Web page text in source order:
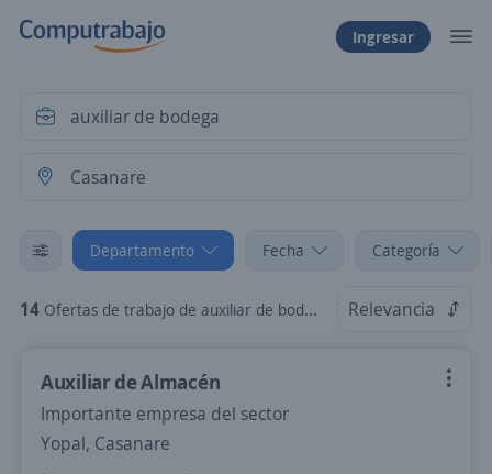
Ingresar
Departamento Fecha Categoría
14 Ofertas de trabajo de auxiliar de bodega en Casanare Relevancia
Auxiliar de Almacén
Importante empresa del sector
Yopal, Casanare